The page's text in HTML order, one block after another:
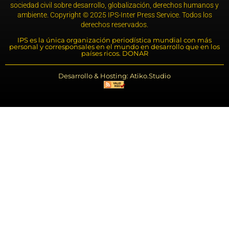
sociedad civil sobre desarrollo, globalización, derechos humanos y
ambiente. Copyright © 2025 IPS-Inter Press Service. Todos los
derechos reservados.
IPS es la única organización periodística mundial con más
personal y corresponsales en el mundo en desarrollo que en los
países ricos. DONAR
Desarrollo & Hosting: Atiko.Studio